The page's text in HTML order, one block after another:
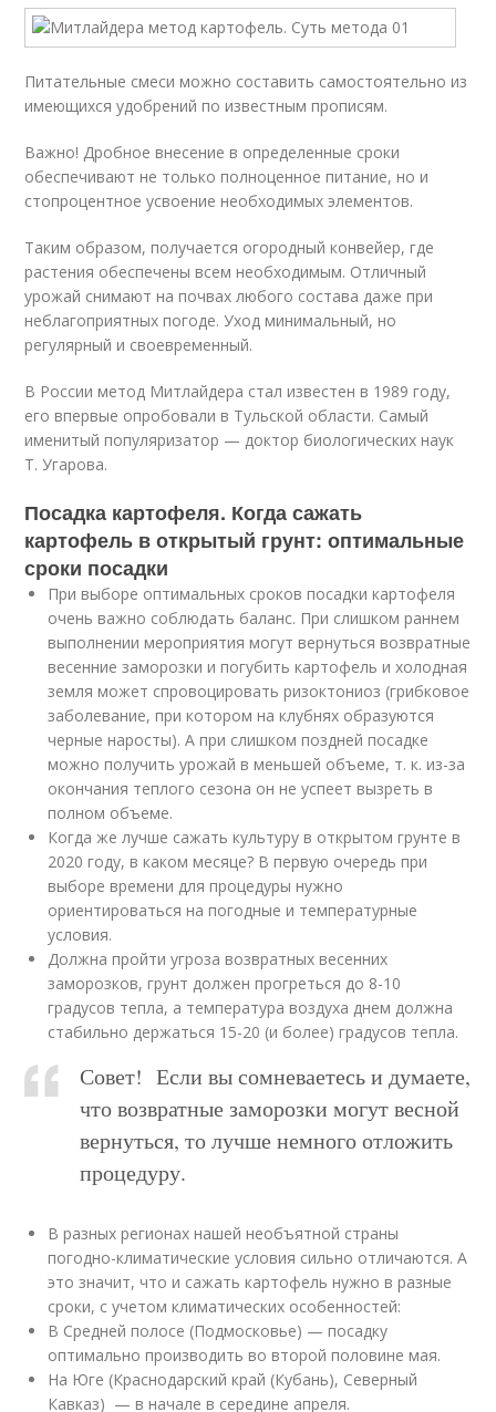
Питательные смеси можно составить самостоятельно из
имеющихся удобрений по известным прописям.
Важно! Дробное внесение в определенные сроки
обеспечивают не только полноценное питание, но и
стопроцентное усвоение необходимых элементов.
Таким образом, получается огородный конвейер, где
растения обеспечены всем необходимым. Отличный
урожай снимают на почвах любого состава даже при
неблагоприятных погоде. Уход минимальный, но
регулярный и своевременный.
В России метод Митлайдера стал известен в 1989 году,
его впервые опробовали в Тульской области. Самый
именитый популяризатор — доктор биологических наук
Т. Угарова.
Посадка картофеля. Когда сажать
картофель в открытый грунт: оптимальные
сроки посадки
При выборе оптимальных сроков посадки картофеля
очень важно соблюдать баланс. При слишком раннем
выполнении мероприятия могут вернуться возвратные
весенние заморозки и погубить картофель и холодная
земля может спровоцировать ризоктониоз (грибковое
заболевание, при котором на клубнях образуются
черные наросты). А при слишком поздней посадке
можно получить урожай в меньшей объеме, т. к. из-за
окончания теплого сезона он не успеет вызреть в
полном объеме.
Когда же лучше сажать культуру в открытом грунте в
2020 году, в каком месяце? В первую очередь при
выборе времени для процедуры нужно
ориентироваться на погодные и температурные
условия.
Должна пройти угроза возвратных весенних
заморозков, грунт должен прогреться до 8-10
градусов тепла, а температура воздуха днем должна
стабильно держаться 15-20 (и более) градусов тепла.
Совет! Если вы сомневаетесь и думаете,
что возвратные заморозки могут весной
вернуться, то лучше немного отложить
процедуру.
В разных регионах нашей необъятной страны
погодно-климатические условия сильно отличаются. А
это значит, что и сажать картофель нужно в разные
сроки, с учетом климатических особенностей:
В Средней полосе (Подмосковье) — посадку
оптимально производить во второй половине мая.
На Юге (Краснодарский край (Кубань), Северный
Кавказ) — в начале в середине апреля.